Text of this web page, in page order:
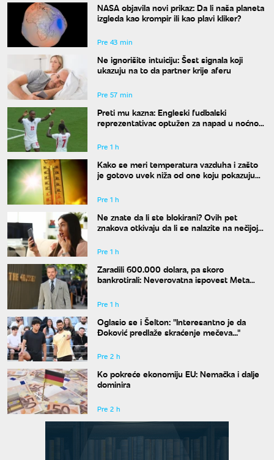
NASA objavila novi prikaz: Da li naša planeta
izgleda kao krompir ili kao plavi kliker?
Pre 43 min
Ne ignorišite intuiciju: Šest signala koji
ukazuju na to da partner krije aferu
Pre 57 min
Preti mu kazna: Engleski fudbalski
reprezentativac optužen za napad u noćnom
Pre 1 h
Kako se meri temperatura vazduha i zašto
je gotovo uvek niža od one koju pokazuju
Pre 1 h
Ne znate da li ste blokirani? Ovih pet
znakova otkivaju da li se nalazite na nečijoj
Pre 1 h
Zaradili 600.000 dolara, pa skoro
bankrotirali: Neverovatna ispovest Meta
Pre 1 h
Oglasio se i Šelton: "Interesantno je da
Đoković predlaže skraćenje mečeva..."
Pre 2 h
Ko pokreće ekonomiju EU: Nemačka i dalje
dominira
Pre 2 h